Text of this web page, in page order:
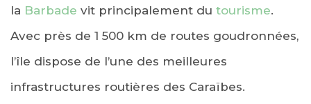
la Barbade vit principalement du tourisme.
Avec près de 1 500 km de routes goudronnées,
l’île dispose de l’une des meilleures
infrastructures routières des Caraïbes.